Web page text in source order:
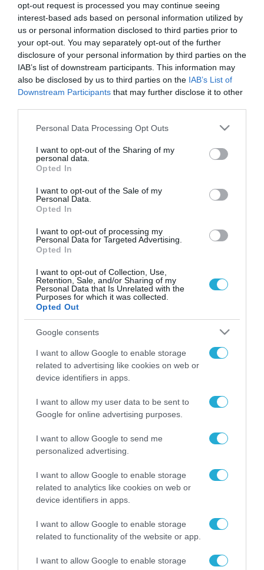
opt-out request is processed you may continue seeing
interest-based ads based on personal information utilized by
us or personal information disclosed to third parties prior to
your opt-out. You may separately opt-out of the further
disclosure of your personal information by third parties on the
IAB’s list of downstream participants. This information may
also be disclosed by us to third parties on the IAB’s List of
Downstream Participants that may further disclose it to other
Please note that this website/app uses one or more Google
not limited to your visit or usage behaviour. You may click to
grant or deny consent to Google and its third-party tags to
use your data for below specified purposes in below Google
consent section.
Personal Data Processing Opt Outs
I want to opt-out of the Sharing of my
personal data.
Opted In
I want to opt-out of the Sale of my
Personal Data.
Opted In
I want to opt-out of processing my
Personal Data for Targeted Advertising.
Opted In
I want to opt-out of Collection, Use,
Retention, Sale, and/or Sharing of my
Personal Data that Is Unrelated with the
Purposes for which it was collected.
Opted Out
Google consents
I want to allow Google to enable storage
related to advertising like cookies on web or
device identifiers in apps.
I want to allow my user data to be sent to
Google for online advertising purposes.
I want to allow Google to send me
personalized advertising.
I want to allow Google to enable storage
related to analytics like cookies on web or
device identifiers in apps.
I want to allow Google to enable storage
related to functionality of the website or app.
I want to allow Google to enable storage
ΡΟΗ ΕΙΔΗΣΕΩΝ
Το χρηματοδοτούμενο
από την ΕΕ έργο “The
Gaming Police”
ενισχύει την ασφάλεια
των παιδιών στο
διαδίκτυο
ΑΑΔΕ: Διευκρινίσεις
παραβάσεις που
αφορούν τους ΦΗΜ
31.07.2026
Σ. Καλαφάτης: «Η
Τεχνητή Νοημοσύνη
δεν είναι απλώς μια
νέα τεχνολογία, είναι
μια νέα βιομηχανική
επανάσταση»
31.07.2026
για τη χρηματοδότηση